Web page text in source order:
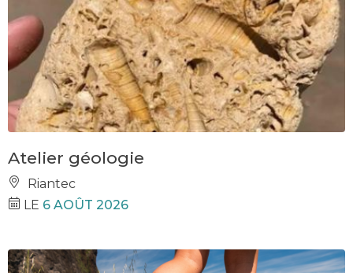
Atelier géologie
Riantec
LE 6 AOÛT 2026